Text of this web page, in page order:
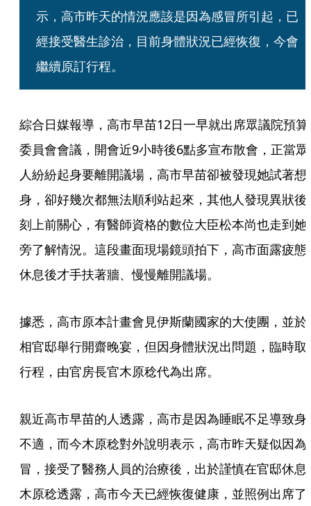
示，高市昨天的情況應該是因為感冒所引起，已
經接受醫生診治，目前身體狀況已經恢復，今會
繼續原訂行程。
綜合日媒報導，高市早苗12日一早就出席眾議院預算
委員會會議，開會近9小時後6點多宣布散會，正當眾
人紛紛起身要離開議場，高市早苗卻被發現她試著想
身，卻好幾次都無法順利站起來，其他人發現異狀後
刻上前關心，有醫師資格的數位大臣松本尚也走到她
旁了解情況。這段畫面現場鏡頭拍下，高市面露疲態
休息後才手扶著牆、慢慢離開議場。
據悉，高市原本計畫會見伊斯蘭國家的大使團，並於
相官邸舉行開齋晚宴，但因身體狀況出問題，臨時取
行程，由官房長官木原稔代為出席。
親近高市早苗的人透露，高市是因為睡眠不足導致身
不適，而今木原稔對外說明表示，高市昨天疑似因為
冒，接受了醫務人員的治療後，出於謹慎在官邸休息
木原稔透露，高市今天已經恢復健康，並照例出席了